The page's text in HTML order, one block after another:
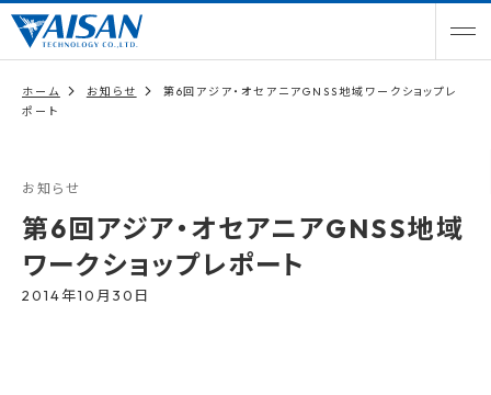
ホーム お知らせ
第6回アジア・オセアニアGNSS地域ワークショップレ
ポート
お知らせ
第6回アジア・オセアニアGNSS地域
ワークショップレポート
2014年10月30日